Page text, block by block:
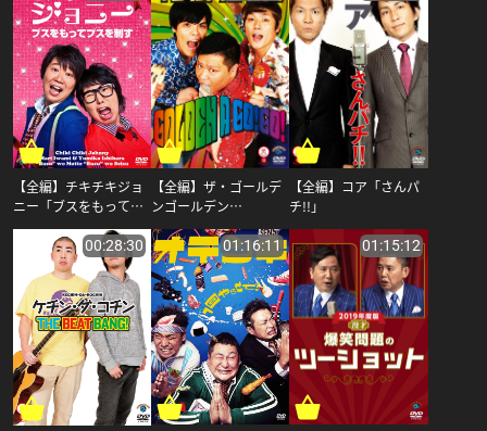
【全編】チキチキジョ
ニー「ブスをもってブ
スを刺す」_タイムマシ
ーン3号
【全編】ザ・ゴールデ
ンゴールデン
「GOLDEN A GO!GO!」
【全編】コア「さんパ
チ!!」
00:28:30 01:16:11 01:15:12